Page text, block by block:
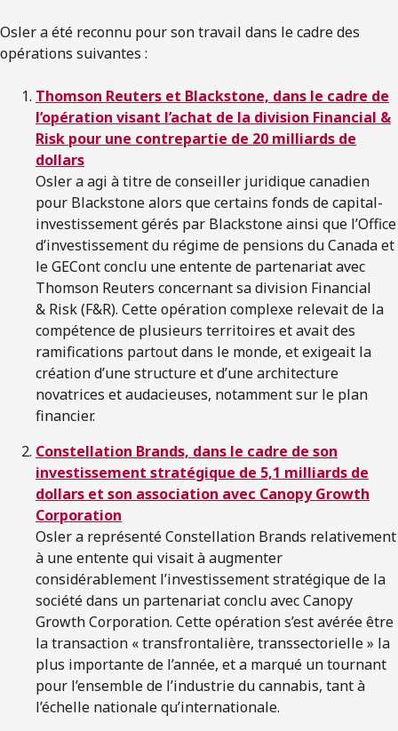
Osler a été reconnu pour son travail dans le cadre des
opérations suivantes :
Thomson Reuters et Blackstone, dans le cadre de
l’opération visant l’achat de la division Financial &
Risk pour une contrepartie de 20 milliards de
dollars
Osler a agi à titre de conseiller juridique canadien
pour Blackstone alors que certains fonds de capital-
investissement gérés par Blackstone ainsi que l’Office
d’investissement du régime de pensions du Canada et
le GECont conclu une entente de partenariat avec
Thomson Reuters concernant sa division Financial
& Risk (F&R). Cette opération complexe relevait de la
compétence de plusieurs territoires et avait des
ramifications partout dans le monde, et exigeait la
création d’une structure et d’une architecture
novatrices et audacieuses, notamment sur le plan
financier.
Constellation Brands, dans le cadre de son
investissement stratégique de 5,1 milliards de
dollars et son association avec Canopy Growth
Corporation
Osler a représenté Constellation Brands relativement
à une entente qui visait à augmenter
considérablement l’investissement stratégique de la
société dans un partenariat conclu avec Canopy
Growth Corporation. Cette opération s’est avérée être
la transaction « transfrontalière, transsectorielle » la
plus importante de l’année, et a marqué un tournant
pour l’ensemble de l’industrie du cannabis, tant à
l’échelle nationale qu’internationale.